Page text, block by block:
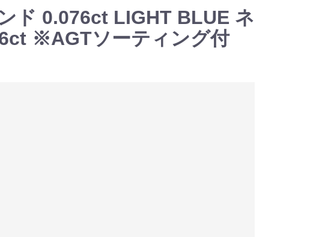
ド 0.076ct LIGHT BLUE ネ
※AGTソーティング付